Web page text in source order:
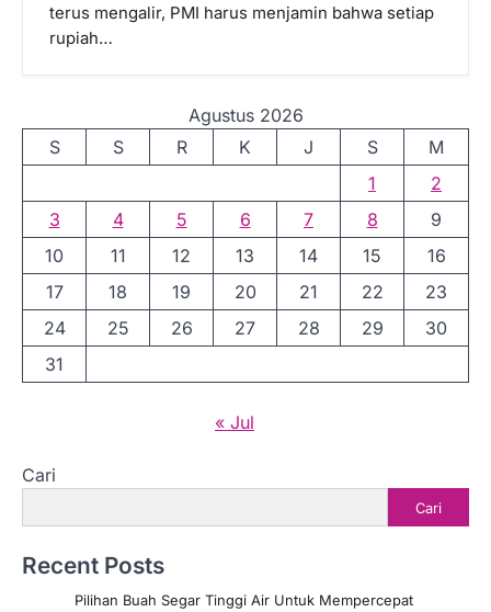
terus mengalir, PMI harus menjamin bahwa setiap
rupiah…
Agustus 2026
S
S R K J S
M
1
2
3
4 5 6 7 8
9
10
11 12 13 14 15
16
17
18 19 20 21 22
23
24
25 26 27 28 29
30
31
« Jul
Cari
Cari
Recent Posts
Pilihan Buah Segar Tinggi Air Untuk Mempercepat